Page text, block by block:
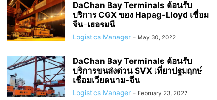
DaChan Bay Terminals ต้อนรับ
บริการ CGX ของ Hapag-Lloyd เชื่อม
จีน-เยอรมนี
Logistics Manager - May 30, 2022
DaChan Bay Terminals ต้อนรับ
บริการขนส่งด่วน SVX เที่ยวปฐมฤกษ์
เชื่อมเวียดนาม-จีน
Logistics Manager - February 23, 2022